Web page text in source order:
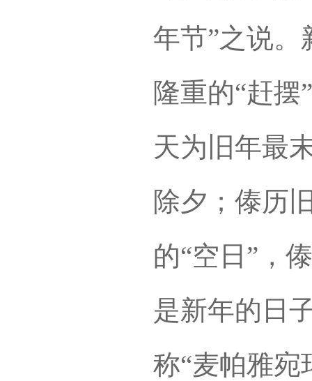
年节”之说
隆重的“赶
天为旧年最
除夕；傣历
的“空日”，
是新年的日
称“麦帕雅宛